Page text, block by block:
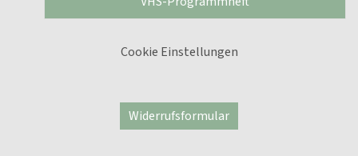
Cookie Einstellungen
Widerrufsformular